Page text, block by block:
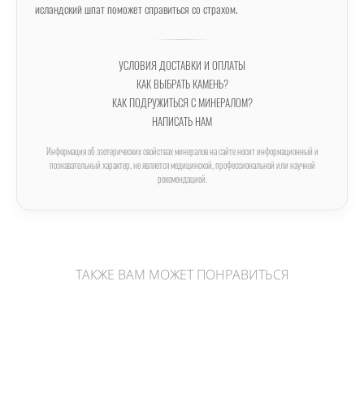
исландский шпат поможет справиться со страхом.
УСЛОВИЯ ДОСТАВКИ И ОПЛАТЫ
КАК ВЫБРАТЬ КАМЕНЬ?
КАК ПОДРУЖИТЬСЯ С МИНЕРАЛОМ?
НАПИСАТЬ НАМ
Информация об эзотерических свойствах минералов на сайте носит информационный и
познавательный характер, не является медицинской, профессиональной или научной
рекомендацией.
ТАКЖЕ ВАМ МОЖЕТ ПОНРАВИТЬСЯ